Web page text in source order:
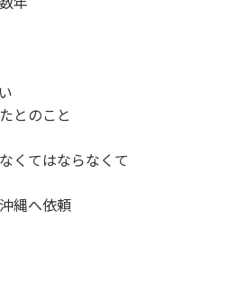
とのこと
くてはならなくて
縄へ依頼